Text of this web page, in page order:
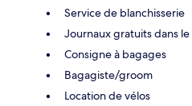
Service de blanchisserie
Journaux gratuits dans le
Consigne à bagages
Bagagiste/groom
Location de vélos